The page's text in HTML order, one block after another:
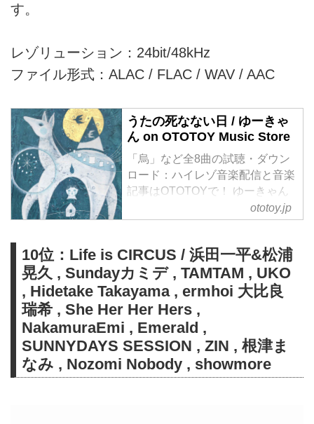
す。
レゾリューション：24bit/48kHz
ファイル形式：ALAC / FLAC / WAV / AAC
うたの死なない日 / ゆーきゃ
ん on OTOTOY Music Store
「烏」など全8曲の試聴・ダウン
ロード：ハイレゾ音楽配信と音楽
記事はOTOTOYで！ ゆーきゃん
のニュー・アルバムが、ライヴス
ペースUrBANGUILD/K・D ハポン
て緊急リリース。彼の音楽のテー
マでもある「明けない夜はない」
に強く向き合った作品。そしてブ
ックレット含め、彼の日本中に散
らばる多くの友人と創り上げた最
高傑作！ 「新型コロナウィルス
には絶対に負けない、明けない夜
はない」そんな強い意志を持った
ototoy.jp
10位：Life is CIRCUS / 浜田一平&松浦
晃久 , Sundayカミデ , TAMTAM , UKO
, Hidetake Takayama , ermhoi 大比良
瑞希 , She Her Her Hers ,
NakamuraEmi , Emerald ,
SUNNYDAYS SESSION , ZIN , 根津ま
なみ , Nozomi Nobody , showmore